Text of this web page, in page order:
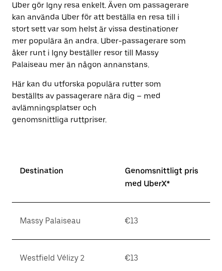
ett
datum.
Tryck
på
ESC-
knappen
för
att
kalendern.
Uber gör Igny resa enkelt. Även om passagerare
kan använda Uber för att beställa en resa till i
stort sett var som helst är vissa destinationer
mer populära än andra. Uber-passagerare som
åker runt i Igny beställer resor till Massy
Palaiseau mer än någon annanstans.
Här kan du utforska populära rutter som
beställts av passagerare nära dig – med
avlämningsplatser och
genomsnittliga ruttpriser.
Destination
Genomsnittligt pris
med UberX*
Massy Palaiseau €13
Westfield Vélizy 2 €13